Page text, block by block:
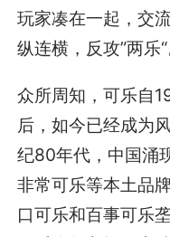
玩家凑在一起，交
纵连横，反攻”两乐“
众所周知，可乐自
后，如今已经成为
纪80年代，中国涌
非常可乐等本土品
口可乐和百事可乐